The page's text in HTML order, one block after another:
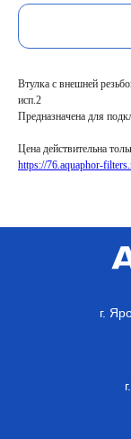
Втулка с внешней
исп.2
Предназначена для
Цена действительна
https://76.aquaphor-
г.